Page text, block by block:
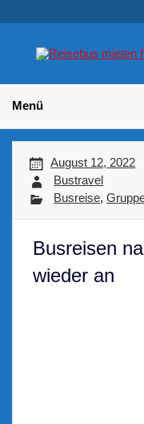
Menü
August 12, 2022
Bustravel
Busreise,
Busreisen
wieder an